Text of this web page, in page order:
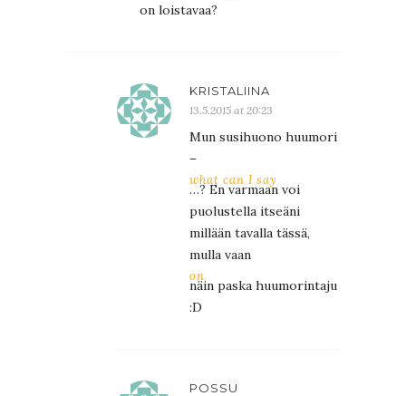
on loistavaa?
KRISTALIINA
13.5.2015 at 20:23
Mun susihuono huumori
–
what can I say
…? En varmaan voi
puolustella itseäni
millään tavalla tässä,
mulla vaan
on
näin paska huumorintaju
:D
POSSU